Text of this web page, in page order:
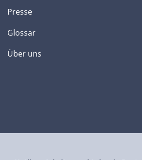
Presse
Glossar
Über uns